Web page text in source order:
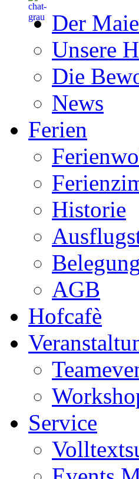
Der
Unsere
Die
News
Ferien
Historie
AGB
Hofcafè
Service